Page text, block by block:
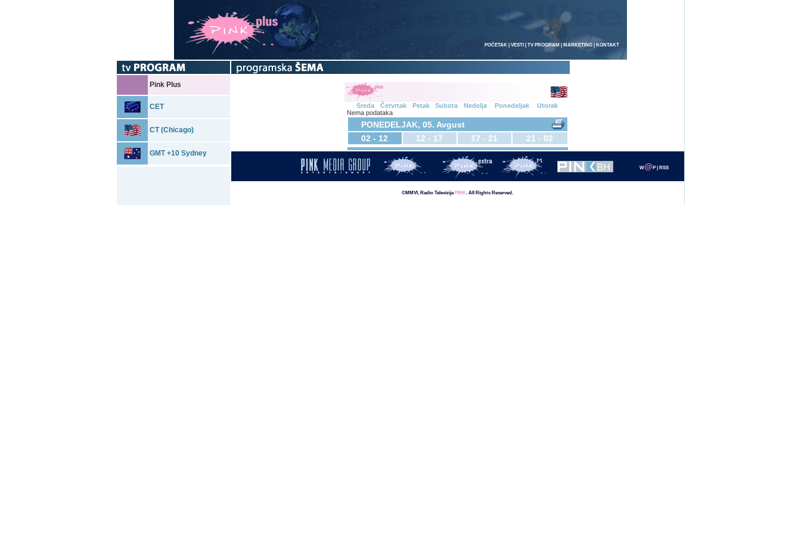
POČETAK| VESTI TV PROGRAM MARKETING| KONTAKT
Pink Plus
CET
CT (Chicago)
GMT +10 Sydney
Sreda Četvrtak Petak Subota Nedelja Ponedeljak
Utorak
Nema podataka
PONEDELJAK, 05. Avgust
02 - 12
12 - 17 17 - 21 21 - 02
W@ P RSS
©MMVI, Radio Televizija PINK. All Rights Reserved.